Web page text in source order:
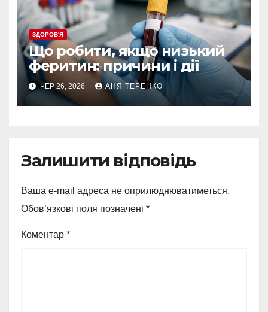
ЗДОРОВ'Я
Що робити, якщо низький
феритин: причини і дії
ЧЕР 26, 2026 АНЯ ТЕРЕНКО
Залишити відповідь
Ваша e-mail адреса не оприлюднюватиметься.
Обов’язкові поля позначені *
Коментар *